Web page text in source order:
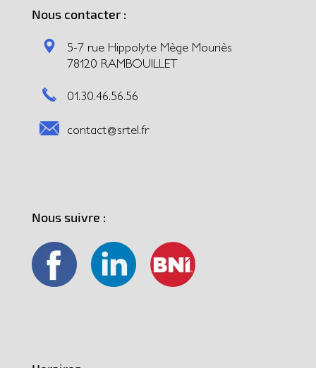
Nous contacter :
5-7 rue Hippolyte Mège Mouriès
78120 RAMBOUILLET
01.30.46.56.56
contact@srtel.fr
Nous suivre :